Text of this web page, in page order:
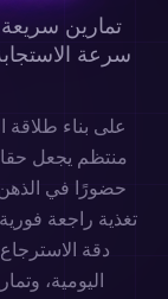
تمارين سريعة
سرعة
منتظم يجعل
حضورًا في
تغذية راجعة
دقة
اليومية،